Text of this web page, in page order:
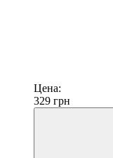
Цена:
329 грн